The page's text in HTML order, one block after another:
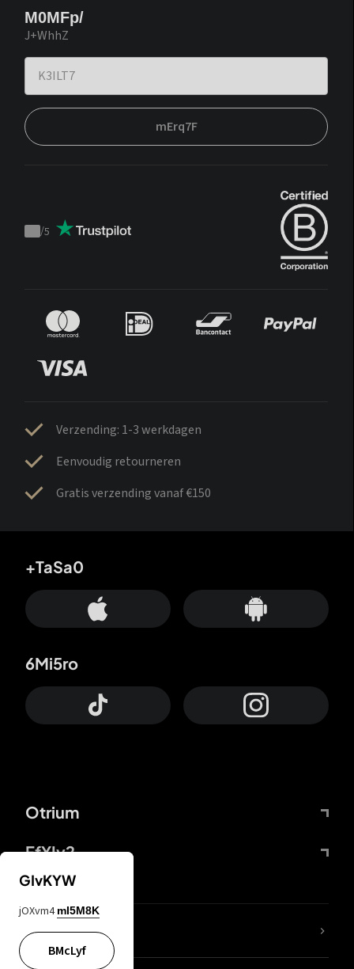
M0MFp/
J+WhhZ
mErq7F
Trustpilot
/5
Verzending: 1-3 werkdagen
Eenvoudig retourneren
Gratis verzending vanaf €150
Otrium
FfYIy2
+TaSa0
6Mi5ro
ZbBJcb
GIvKYW
jOXvm4 mI5M8K
BMcLyf